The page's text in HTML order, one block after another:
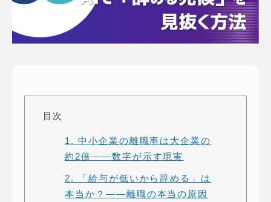
よくある質問
運営サービス
ピッパサック
月〜金曜10:00 〜 19:00 ( 土日祝定休 )
目次
1. 中小企業の離職率は大企業の
約2倍——数字が示す現実
2. 「給与が低いから辞める」は
本当か？——離職の本当の原因